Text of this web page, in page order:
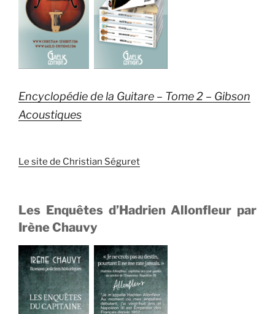
Encyclopédie de la Guitare – Tome 2 – Gibson
Acoustiques
Le site de Christian Séguret
Les Enquêtes d’Hadrien Allonfleur par
Irène Chauvy